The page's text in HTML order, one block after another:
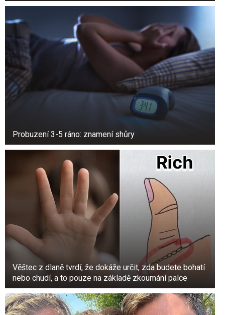
zežloutnout a být neprůhledné.
Ale věk není jediná věc, která ovlivňuje vzhled
nehtů. Svou roli může hrát i špatná výživa a
hormonální změny. Možná zjistíte, že vaše nehty
rostou rychleji během puberty a těhotenství.
Probuzení 3-5 ráno: znamení shůry
Věštec z dlaně tvrdí, že dokáže určit, zda budete bohatí
nebo chudí, a to pouze na základě zkoumání palce